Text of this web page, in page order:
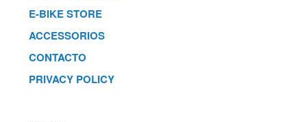
E-BIKE STORE
ACCESSORIOS
CONTACTO
PRIVACY POLICY